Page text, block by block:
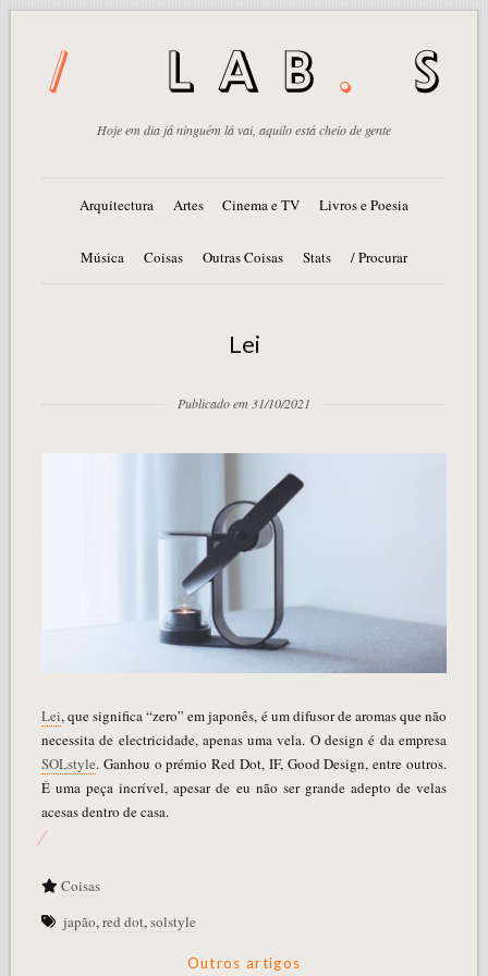
Hoje em dia já ninguém lá vai, aquilo está cheio de gente
Arquitectura Artes Cinema e TV Livros e Poesia
Música Coisas Outras Coisas Stats / Procurar
Lei
Publicado em 31/10/2021
Lei, que significa “zero” em japonês, é um difusor de aromas que não
necessita de electricidade, apenas uma vela. O design é da empresa
SOLstyle. Ganhou o prémio Red Dot, IF, Good Design, entre outros.
É uma peça incrível, apesar de eu não ser grande adepto de velas
acesas dentro de casa.
Coisas
japão,red dot,solstyle
Outros artigos